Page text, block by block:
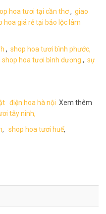
hoa tươi tại cần thơ, giao
hoa giá rẻ tại bảo lộc lâm
, shop hoa tươi bình phước,
shop hoa tươi bình dương , sự
điện hoa hà nội Xem thêm
tây ninh,
, shop hoa tươi huế,